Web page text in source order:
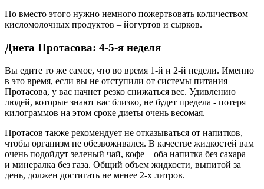
Но вместо этого нужно немного пожертвовать количеством
кисломолочных продуктов – йогуртов и сырков.
Диета Протасова: 4-5-я неделя
Вы едите то же самое, что во время 1-й и 2-й недели. Именно
в это время, если вы не отступили от системы питания
Протасова, у вас начнет резко снижаться вес. Удивлению
людей, которые знают вас близко, не будет предела - потеря
килограммов на этом сроке диеты очень весомая.
Протасов также рекомендует не отказываться от напитков,
чтобы организм не обезвоживался. В качестве жидкостей вам
очень подойдут зеленый чай, кофе – оба напитка без сахара –
и минералка без газа. Общий объем жидкости, выпитой за
день, должен достигать не менее 2-х литров.